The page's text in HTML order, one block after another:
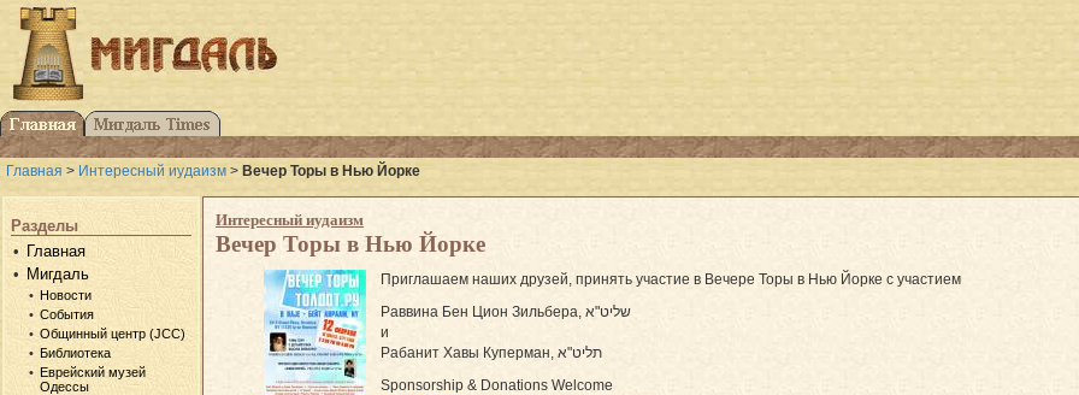
Главная > Интересный иудаизм > Вечер Торы в Нью Йорке
Разделы
Главная
Мигдаль
Новости
События
Общинный центр (JCC)
Библиотека
Еврейский музей
Одессы
Интересный иудаизм
Вечер Торы в Нью Йорке
Приглашаем наших друзей, принять участие в Вечере Торы в Нью Йорке с участием
Раввина Бен Цион Зильбера, שליט"א
и
Рабанит Хавы Куперман, תליט"א
Sponsorship & Donations Welcome